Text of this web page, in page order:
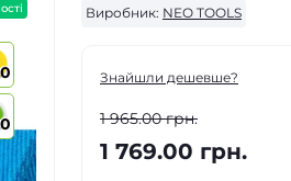
Виробник: NEO TOOLS
Знайшли дешевше?
1 965.00 грн.
1 769.00 грн.